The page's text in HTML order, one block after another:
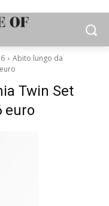
Abito lungo da
Twin Set
euro